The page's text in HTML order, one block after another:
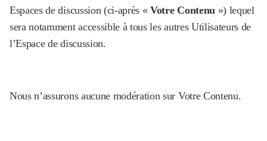
Espaces de discussion (ci-après «Votre Contenu ») lequel
sera notamment accessible à tous les autres Utilisateurs de
l’Espace de discussion.
Nous n’assurons aucune modération sur Votre Contenu.